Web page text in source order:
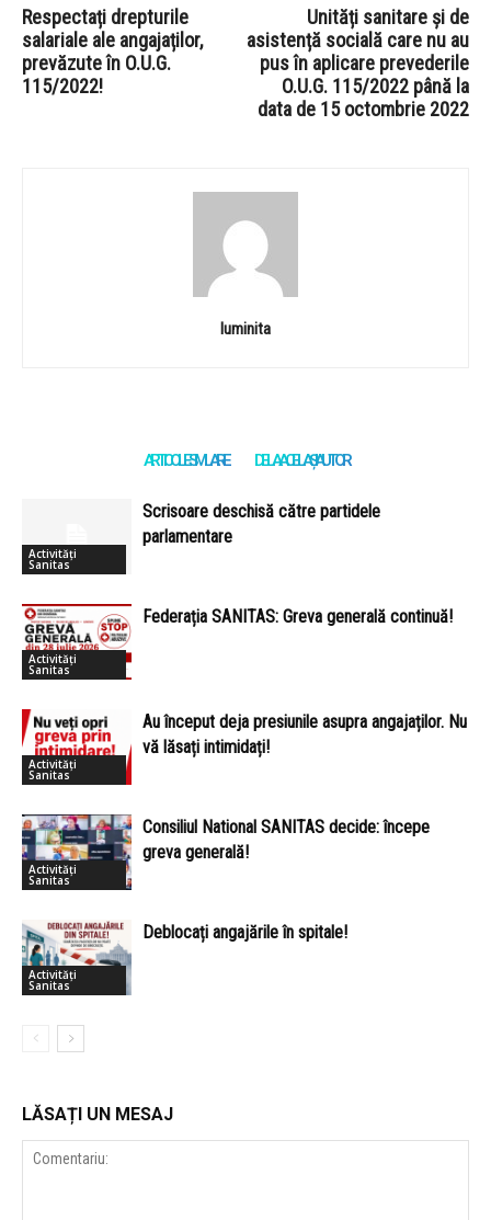
Respectați drepturile
salariale ale angajaților,
prevăzute în O.U.G.
115/2022!
Unități sanitare și de
asistență socială care nu au
pus în aplicare prevederile
O.U.G. 115/2022 până la
data de 15 octombrie 2022
luminita
ARTICOLE SIMILARE DE LA ACELAȘI AUTOR
Activități
Sanitas
Scrisoare deschisă către partidele
parlamentare
Activități
Sanitas
Federația SANITAS: Greva generală continuă!
Activități
Sanitas
Au început deja presiunile asupra angajaților. Nu
vă lăsați intimidați!
Activități
Sanitas
Consiliul National SANITAS decide: începe
greva generală!
Activități
Sanitas
Deblocați angajările în spitale!
LĂSAȚI UN MESAJ